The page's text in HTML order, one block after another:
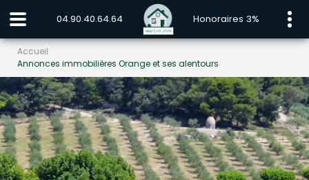
04.90.40.64.64 Honoraires 3%
Accueil
Annonces immobilières Orange et ses alentours